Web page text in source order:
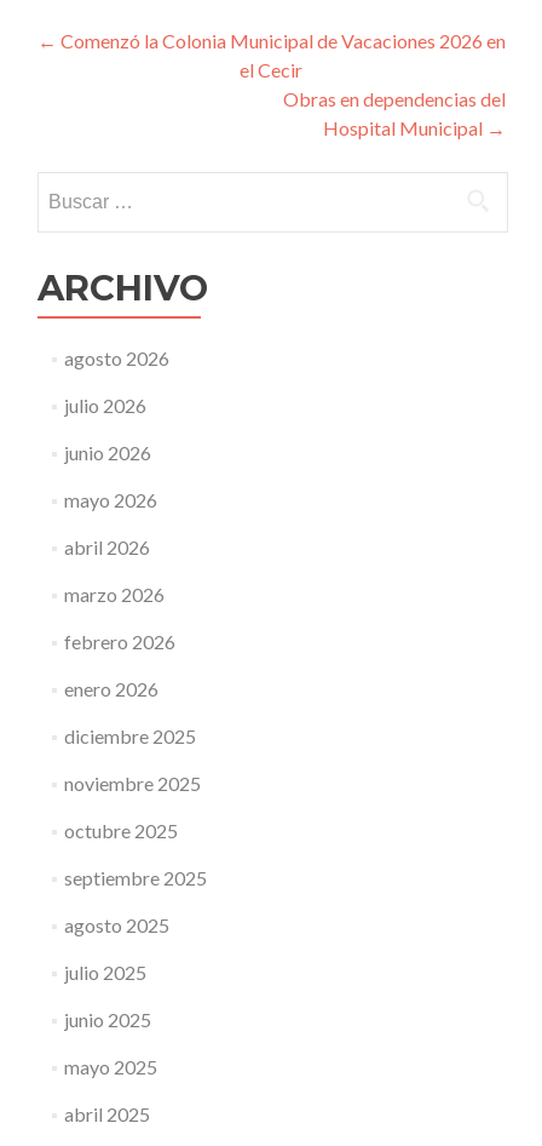
Navegación
← Comenzó la Colonia Municipal de Vacaciones 2026 en
el Cecir
Obras en dependencias del
Hospital Municipal →
ARCHIVO
agosto 2026
julio 2026
junio 2026
mayo 2026
abril 2026
marzo 2026
febrero 2026
enero 2026
diciembre 2025
noviembre 2025
octubre 2025
septiembre 2025
agosto 2025
julio 2025
junio 2025
mayo 2025
abril 2025